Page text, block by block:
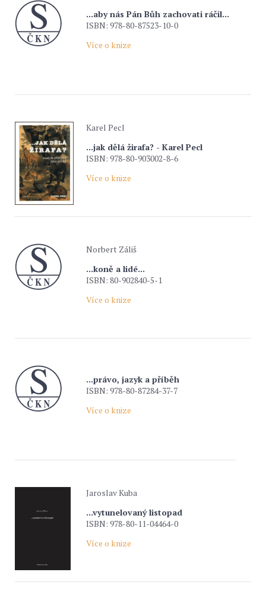
...aby nás Pán Bůh zachovati ráčil...
ISBN: 978-80-87523-10-0
Více o knize
Karel Pecl
...jak dělá žirafa? - Karel Pecl
ISBN: 978-80-903002-8-6
Více o knize
Norbert Záliš
...koně a lidé...
ISBN: 80-902840-5-1
Více o knize
...právo, jazyk a příběh
ISBN: 978-80-87284-37-7
Více o knize
Jaroslav Kuba
...vytunelovaný listopad
ISBN: 978-80-11-04464-0
Více o knize